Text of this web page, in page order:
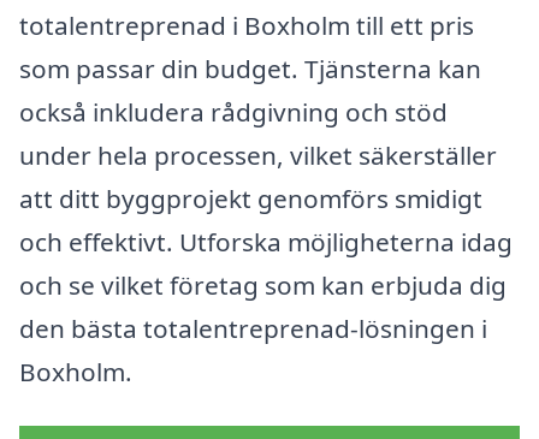
totalentreprenad i Boxholm till ett pris
som passar din budget. Tjänsterna kan
också inkludera rådgivning och stöd
under hela processen, vilket säkerställer
att ditt byggprojekt genomförs smidigt
och effektivt. Utforska möjligheterna idag
och se vilket företag som kan erbjuda dig
den bästa totalentreprenad-lösningen i
Boxholm.